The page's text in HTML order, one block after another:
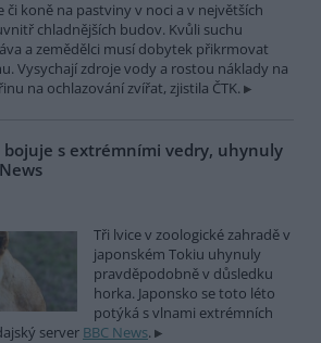
koně na pastviny v noci a v největších
chladnějších budov. Kvůli suchu
a zemědělci musí dobytek přikrmovat
Vysychají zdroje vody a rostou náklady na
na ochlazování zvířat, zjistila ČTK.
bojuje s extrémními vedry, uhynuly
Tři lvice v zoologické zahradě v
japonském Tokiu uhynuly
pravděpodobně v důsledku
horka. Japonsko se toto léto
potýká s vlnami extrémních
server BBC News.